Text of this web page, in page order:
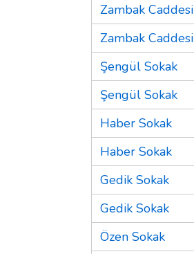
Zambak Caddesi
Zambak Caddesi
Şengül Sokak
Şengül Sokak
Haber Sokak
Haber Sokak
Gedik Sokak
Gedik Sokak
Özen Sokak